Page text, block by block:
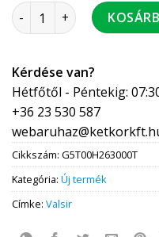
Valsir TH toldó 26-26 5
Kérdése van?
Hétfőtől - Péntekig:
+36 23 530 587
Cikkszám: G5T00H263000T
Kategória: Új termék
Címke: Valsir